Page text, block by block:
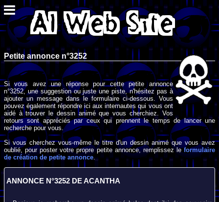
Petite annonce n°3252
Si vous avez une réponse pour cette petite annonce
n°3252, une suggestion ou juste une piste, n'hésitez pas à
ajouter un message dans le formulaire ci-dessous. Vous
pouvez également répondre ici aux internautes qui vous ont
aidé à trouver le dessin animé que vous cherchiez. Vos
retours sont appréciés par ceux qui prennent le temps de lancer une
recherche pour vous.
Si vous cherchez vous-même le titre d'un dessin animé que vous avez
oublié, pour poster votre propre petite annonce, remplissez leformulaire
de création de petite annonce .
ANNONCE N°3252 DE ACANTHA